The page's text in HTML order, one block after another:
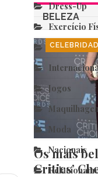
BELEZA
Os mais
Critics’
Dress-Up
Exercício
Fim
Jogos
Moda
Nacionais